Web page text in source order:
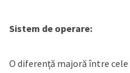
Sistem de operare:
O diferență majoră între